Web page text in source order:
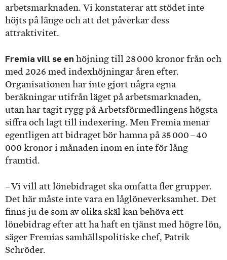
arbetsmarknaden. Vi konstaterar att stödet inte
höjts på länge och att det påverkar dess
attraktivitet.
Fremia vill se en höjning till 28 000 kronor från och
med 2026 med indexhöjningar åren efter.
Organisationen har inte gjort några egna
beräkningar utifrån läget på arbetsmarknaden,
utan har tagit rygg på Arbetsförmedlingens högsta
siffra och lagt till indexering. Men Fremia menar
egentligen att bidraget bör hamna på 35 000 – 40
000 kronor i månaden inom en inte för lång
framtid.
– Vi vill att lönebidraget ska omfatta fler grupper.
Det här måste inte vara en låglöneverksamhet. Det
finns ju de som av olika skäl kan behöva ett
lönebidrag efter att ha haft en tjänst med högre lön,
säger Fremias samhällspolitiske chef, Patrik
Schröder.